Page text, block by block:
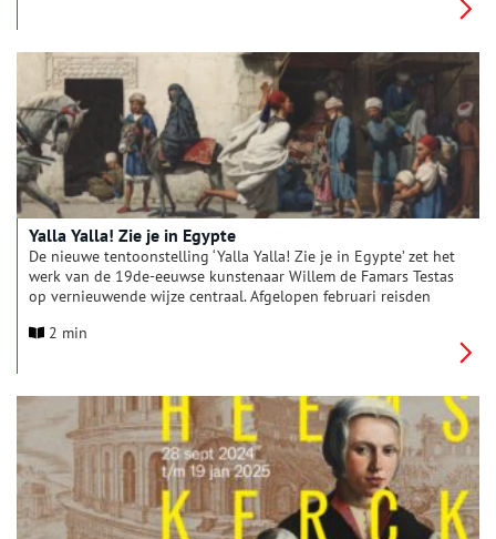
seizoenen’ toonde Van Heemskerck zijn kennis van de klassieke
literatuur. Hij beeldde de seizoenen af als personen, net als
Ovidius deed in zijn beroemde Metamorfosen.
Yalla Yalla! Zie je in Egypte
De nieuwe tentoonstelling ‘Yalla Yalla! Zie je in Egypte’ zet het
werk van de 19de-eeuwse kunstenaar Willem de Famars Testas
op vernieuwende wijze centraal. Afgelopen februari reisden
acteur Sabri Saad El-Hamus naar Egypte, in de voetsporen van
van de 19de eeuw en van nu. Prijswinnend podcastmaker
Tjitske Mussche verwerkte de belevenissen tot een podwalk,
waarin verschillende perspectieven centraal staan. Ga mee op
reis in een decor met schilderijen en tekeningen, fotografie,
film, muziek en poëzie.
2 min